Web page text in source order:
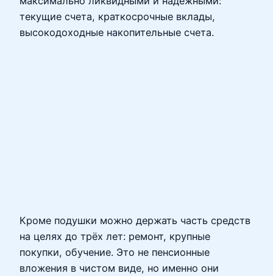
текущие счета, краткосрочные вклады,
высокодоходные накопительные счета.
Кроме подушки можно держать часть средств
на целях до трёх лет: ремонт, крупные
покупки, обучение. Это не пенсионные
вложения в чистом виде, но именно они